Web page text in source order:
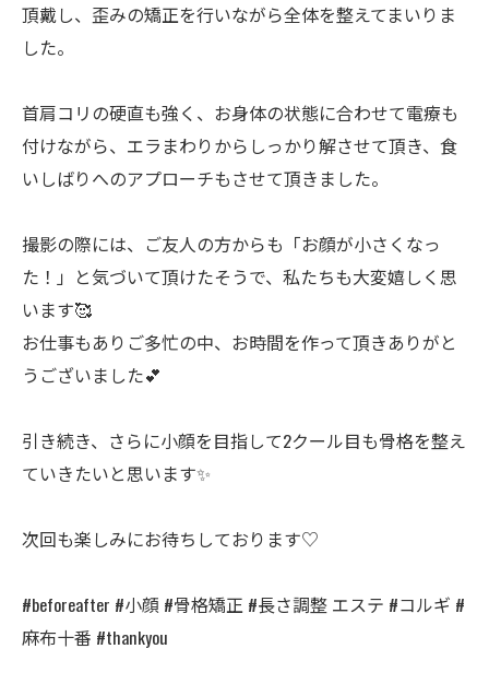
頂戴し、歪みの矯正を行いながら全体を整えてまいりま
した。
首肩コリの硬直も強く、お身体の状態に合わせて電療も
付けながら、エラまわりからしっかり解させて頂き、食
いしばりへのアプローチもさせて頂きました。
撮影の際には、ご友人の方からも「お顔が小さくなっ
た！」と気づいて頂けたそうで、私たちも大変嬉しく思
います🥰
お仕事もありご多忙の中、お時間を作って頂きありがと
うございました💕
引き続き、さらに小顔を目指して2クール目も骨格を整え
ていきたいと思います✨
次回も楽しみにお待ちしております♡
#beforeafter #小顔 #骨格矯正 #長さ調整 エステ #コルギ #
麻布十番 #thankyou